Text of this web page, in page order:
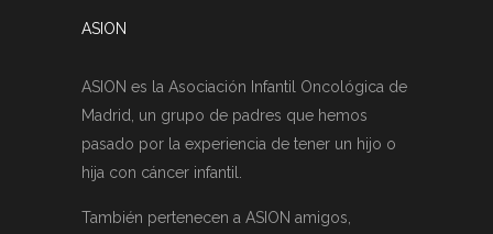
ASION
ASION es la Asociación Infantil Oncológica de
Madrid, un grupo de padres que hemos
pasado por la experiencia de tener un hijo o
hija con cáncer infantil.
También pertenecen a ASION amigos,